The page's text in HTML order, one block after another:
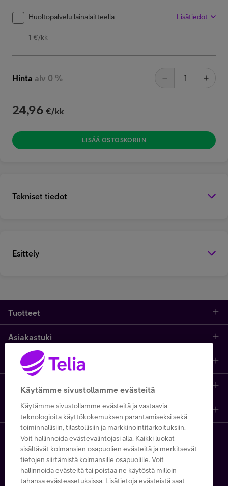
Huoltopalvelu lainalaitteella Lisätiedot
1 €/kk
Hinta alv 0 %
24,96 €/kk
LISÄÄ OSTOSKORIIN
Tekniset tiedot
Esittely
Tuotteet
Kauppa
IT-palvelut
Yrittäjän palvelut
Julkishallinnolle
Wholesale
Business
Asiakastuki
Etusivu
Yhteystiedot
Paikalliset yritysmyyjät
Viat ja häiriöt
Laskut ja maksaminen
Opi ja inspiroidu
Kaikki sisällöt
Artikkelit
Referenssit
Asiakasvinkit
Telia
Telia
Telia Cygate
Telia Finland
Telia yrityksenä
Vastuullisuus
Copyright Telia Company 2026
Kaikki hinnat ALV 0 %
Käytämme sivustollamme evästeitä
Käytämme sivustollamme evästeitä ja vastaavia
teknologioita käyttökokemuksen parantamiseksi sekä
toiminnallisiin, tilastollisiin ja markkinointitarkoituksiin.
Voit hallinnoida evästevalintojasi alla. Kaikki luokat
sisältävät kolmansien osapuolien evästeitä ja merkitsevät
tietojen siirtämistä kolmansille osapuolille. Voit
hallinnoida evästeitä tai poistaa ne käytöstä milloin
tahansa evästeasetuksissa. Lisätietoja evästeistä saat